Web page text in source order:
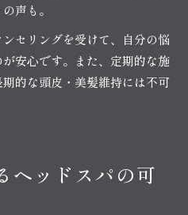
声も。
セリングを受けて、自分の悩
安心です。また、定期的な施
的な頭皮・美髪維持には不可
ヘッドスパの可